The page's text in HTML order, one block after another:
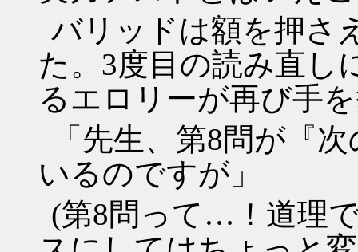
バリッドは額を押さ
た。3度目の読み直し
るエロリーが再び手
「先生、第8問が『
いるのですが」
(第8問って…！道理